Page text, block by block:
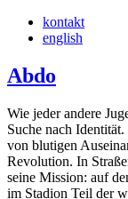
kontakt
english
Abdo
Wie jeder andere
Suche nach
von blutigen
Revolution. In
seine Mission: auf
im Stadion Teil der